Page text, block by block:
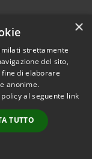
© 2026 • Comune di
• Powered by
•
Accesso
redazione
×
strettamente
del sito,
di elaborare
anonime.
al seguente link
TUTTO